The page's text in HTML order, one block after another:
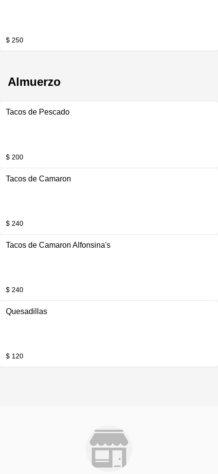
$ 250
Almuerzo
Tacos de Pescado
$ 200
Tacos de Camaron
$ 240
Tacos de Camaron Alfonsina's
$ 240
Quesadillas
$ 120